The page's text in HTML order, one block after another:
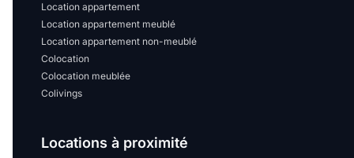
Location appartement
Location appartement meublé
Location appartement non-meublé
Colocation
Colocation meublée
Colivings
Locations à proximité